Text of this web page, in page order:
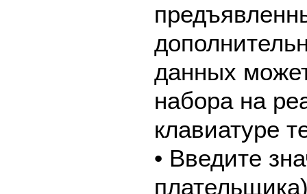
данных
набора на
клавиатуре
• Введите